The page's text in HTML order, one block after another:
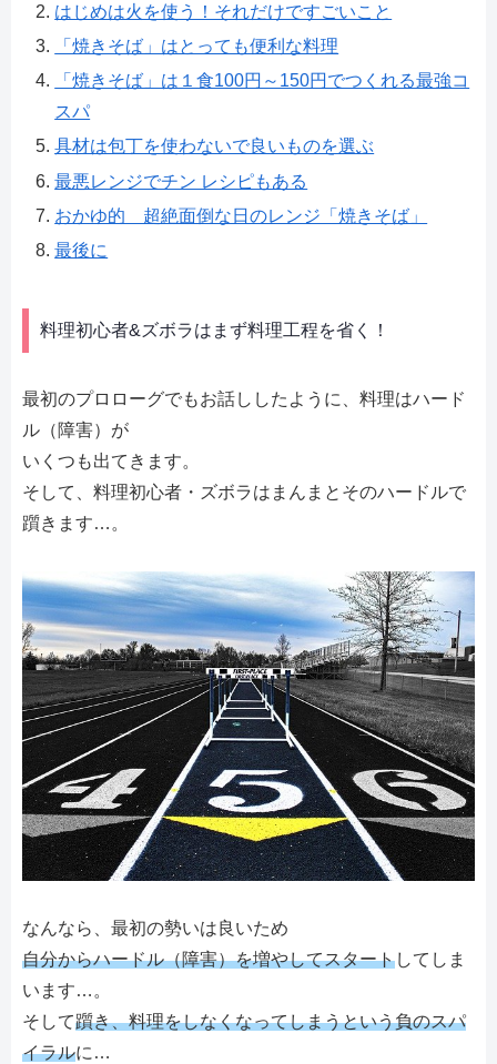
はじめは火を使う！それだけですごいこと
「焼きそば」はとっても便利な料理
「焼きそば」は１食100円～150円でつくれる最強コ
スパ
具材は包丁を使わないで良いものを選ぶ
最悪レンジでチン レシピもある
おかゆ的 超絶面倒な日のレンジ「焼きそば」
最後に
料理初心者&ズボラはまず料理工程を省く！
最初のプロローグでもお話ししたように、料理はハード
ル（障害）が
いくつも出てきます。
そして、料理初心者・ズボラはまんまとそのハードルで
躓きます…。
なんなら、最初の勢いは良いため
自分からハードル（障害）を増やしてスタートしてしま
います…。
そして躓き、料理をしなくなってしまうという負のスパ
イラルに…